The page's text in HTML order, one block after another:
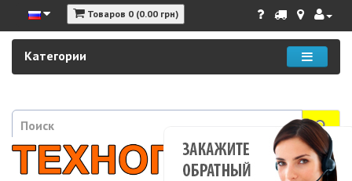
Товаров 0 (0.00 грн)
Категории